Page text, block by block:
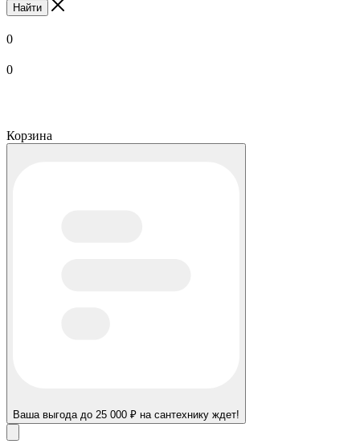
Найти
0
0
Корзина
Ваша выгода до 25 000 ₽ на сантехнику ждет!